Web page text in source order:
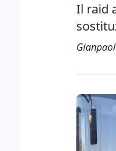
Il raid